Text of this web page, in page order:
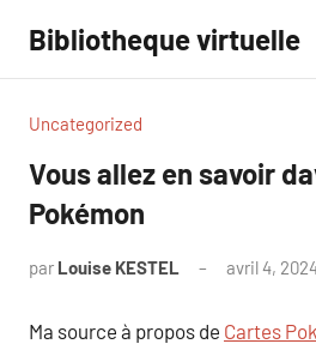
contenu
Bibliotheque virtuelle
Uncategorized
Vous allez en savoir
Pokémon
par Louise KESTEL avril 4,
Ma source à propos de Cartes